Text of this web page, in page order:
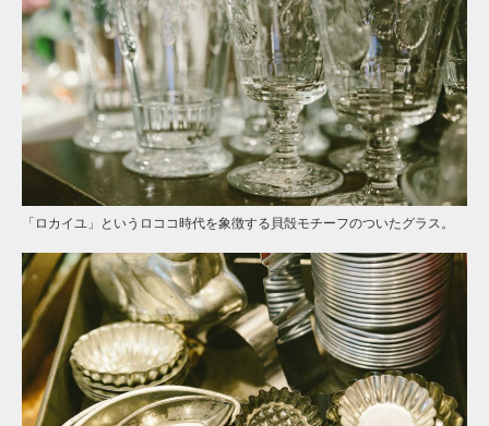
「ロカイユ」というロココ時代を象徴する貝殻モチーフのついたグラス。